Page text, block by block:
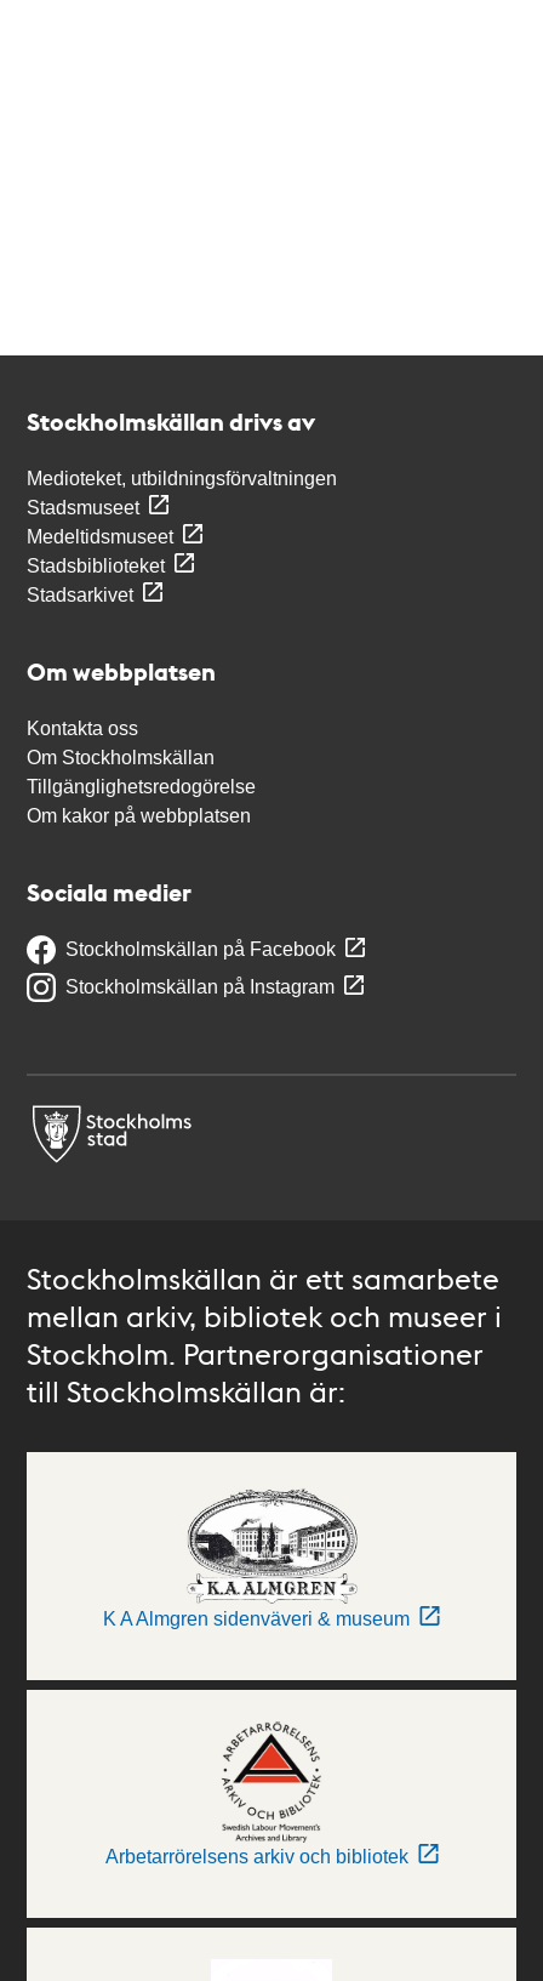
Stockholmskällan drivs av
Medioteket, utbildningsförvaltningen
Stadsmuseet
Medeltidsmuseet
Stadsbiblioteket
Stadsarkivet
Om webbplatsen
Kontakta oss
Om Stockholmskällan
Tillgänglighetsredogörelse
Om kakor på webbplatsen
Sociala medier
Stockholmskällan på Facebook
Stockholmskällan på Instagram
Stockholmskällan är ett samarbete
mellan arkiv, bibliotek och museer i
Stockholm. Partnerorganisationer
till Stockholmskällan är:
K A Almgren sidenväveri & museum
Arbetarrörelsens arkiv och bibliotek